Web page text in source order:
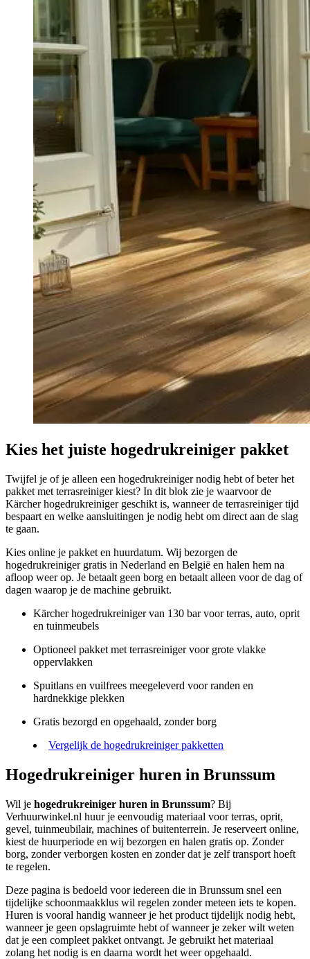
Kies het juiste hogedrukreiniger pakket
Twijfel je of je alleen een hogedrukreiniger nodig hebt of beter het
pakket met terrasreiniger kiest? In dit blok zie je waarvoor de
Kärcher hogedrukreiniger geschikt is, wanneer de terrasreiniger tijd
bespaart en welke aansluitingen je nodig hebt om direct aan de slag
te gaan.
Kies online je pakket en huurdatum. Wij bezorgen de
hogedrukreiniger gratis in Nederland en België en halen hem na
afloop weer op. Je betaalt geen borg en betaalt alleen voor de dag of
dagen waarop je de machine gebruikt.
Kärcher hogedrukreiniger van 130 bar voor terras, auto, oprit
en tuinmeubels
Optioneel pakket met terrasreiniger voor grote vlakke
oppervlakken
Spuitlans en vuilfrees meegeleverd voor randen en
hardnekkige plekken
Gratis bezorgd en opgehaald, zonder borg
Vergelijk de hogedrukreiniger pakketten
Hogedrukreiniger huren in Brunssum
Wil je hogedrukreiniger huren in Brunssum? Bij
Verhuurwinkel.nl huur je eenvoudig materiaal voor terras, oprit,
gevel, tuinmeubilair, machines of buitenterrein. Je reserveert online,
kiest de huurperiode en wij bezorgen en halen gratis op. Zonder
borg, zonder verborgen kosten en zonder dat je zelf transport hoeft
te regelen.
Deze pagina is bedoeld voor iedereen die in Brunssum snel een
tijdelijke schoonmaakklus wil regelen zonder meteen iets te kopen.
Huren is vooral handig wanneer je het product tijdelijk nodig hebt,
wanneer je geen opslagruimte hebt of wanneer je zeker wilt weten
dat je een compleet pakket ontvangt. Je gebruikt het materiaal
zolang het nodig is en daarna wordt het weer opgehaald.